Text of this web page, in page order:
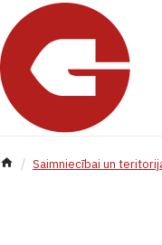
Saimniecībai un